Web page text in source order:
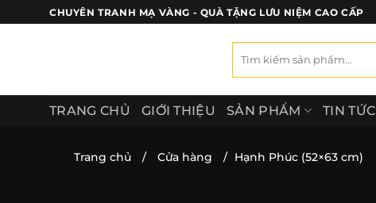
qua
CHUYÊN TRANH MẠ VÀNG - QUÀ TẶNG LƯU NIỆM CAO CẤP
kiếm:
TRANG CHỦ GIỚI THIỆU SẢN PHẨM TIN TỨC
Trang chủ / Cửa hàng / Hạnh Phúc (52×63 cm)